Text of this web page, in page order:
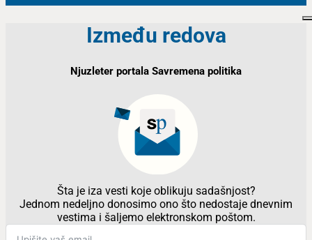
Između redova
Njuzleter portala Savremena politika
Šta je iza vesti koje oblikuju sadašnjost?
Jednom nedeljno donosimo ono što nedostaje dnevnim
vestima i šaljemo elektronskom poštom.